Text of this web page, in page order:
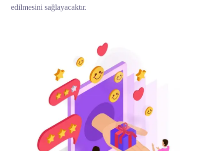
edilmesini sağlayacaktır.